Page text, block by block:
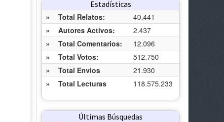
Estadísticas
»
Total Relatos:
40.441
»
Autores Activos:
2.437
»
Total Comentarios:
12.096
»
Total Votos:
512.750
»
Total Envios
21.930
»
Total Lecturas 118.575.233
Últimas Búsquedas